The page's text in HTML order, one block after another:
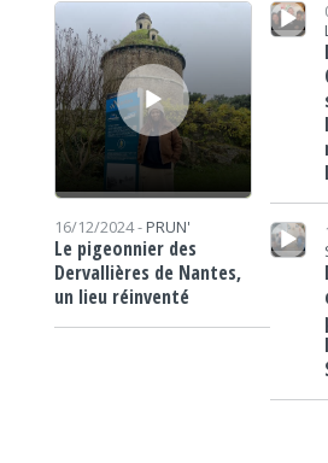
16/12/2024 - PRUN'
Le pigeonnier des
Dervallières de Nantes,
un lieu réinventé
Lecteur audio